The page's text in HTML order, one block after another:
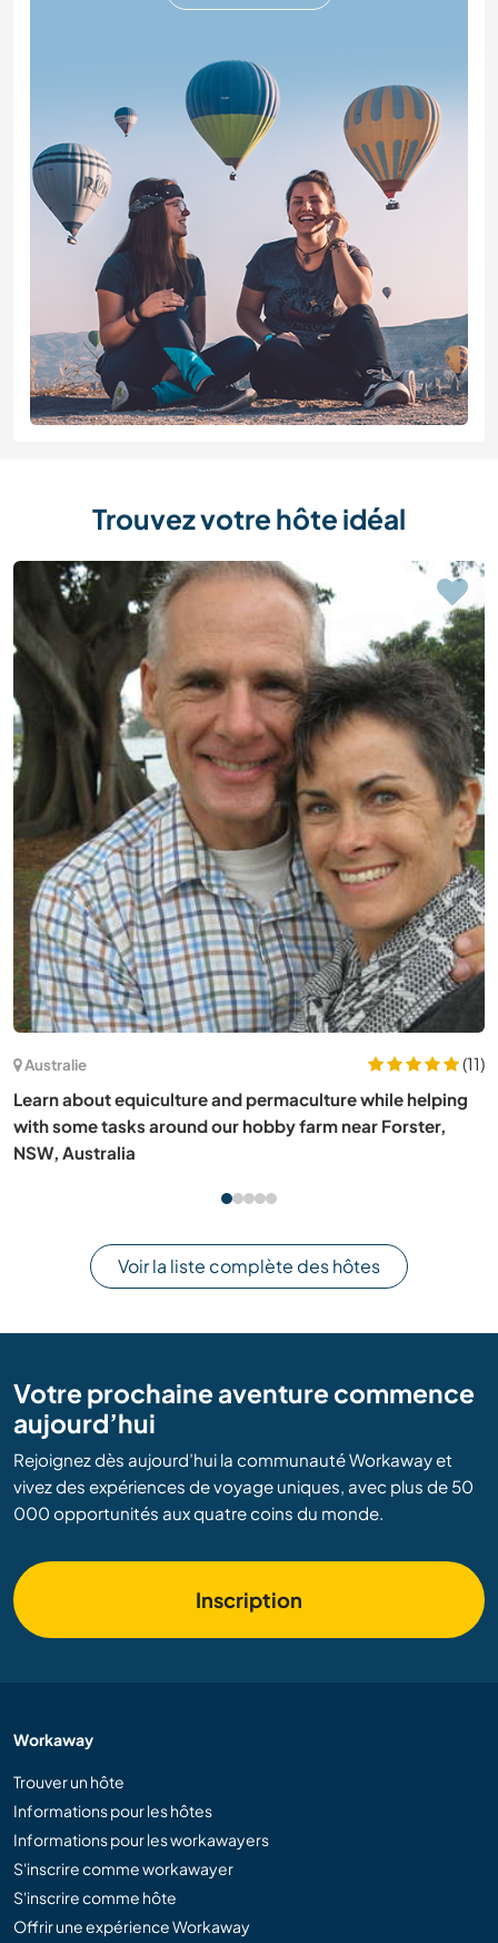
Trouvez votre hôte idéal
Espagne
(3)
Join us in the outdoors while learning how to live in
contact with Mother Earth in Vega de Villafufre, Spain
Voir la liste complète des hôtes
Votre prochaine aventure commence
aujourd’hui
Rejoignez dès aujourd’hui la communauté Workaway et
vivez des expériences de voyage uniques, avec plus de 50
000 opportunités aux quatre coins du monde.
Inscription
Workaway
Trouver un hôte
Informations pour les hôtes
Informations pour les workawayers
S'inscrire comme workawayer
S'inscrire comme hôte
Offrir une expérience Workaway